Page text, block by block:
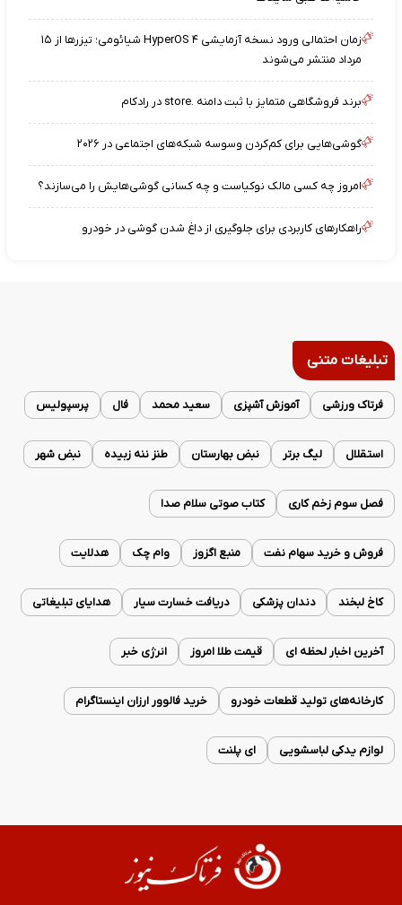
زمان احتمالی ورود نسخه آزمایشی HyperOS ۴ شیائومی؛ تیزرها از ۱۵
مرداد منتشر می‌شوند
برند فروشگاهی متمایز با ثبت دامنه .store در رادکام
گوشی‌هایی برای کم‌کردن وسوسه شبکه‌های اجتماعی در ۲۰۲۶
امروز چه کسی مالک نوکیاست و چه کسانی گوشی‌هایش را می‌سازند؟
راهکارهای کاربردی برای جلوگیری از داغ شدن گوشی در خودرو
تبلیغات متنی
فرتاک ورزشی آموزش آشپزی سعید محمد فال پرسپولیس
استقلال لیگ برتر نبض بهارستان طنز ننه زبیده نبض شهر
فصل سوم زخم کاری کتاب صوتی سلام صدا
فروش و خرید سهام نفت منبع اگزوز وام چک هدلایت
کاخ لبخند دندان پزشکی دریافت خسارت سیار هدایای تبلیغاتی
آخرین اخبار لحظه ای قیمت طلا امروز انرژی خبر
کارخانه‌های تولید قطعات خودرو خرید فالوور ارزان اینستاگرام
لوازم یدکی لباسشویی ای پلنت